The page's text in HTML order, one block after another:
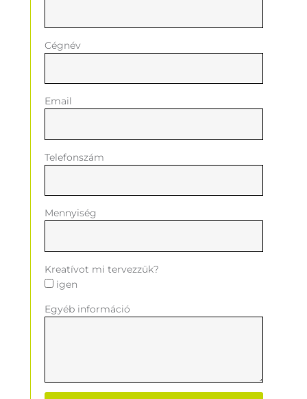
Cégnév
Email
Telefonszám
Mennyiség
Kreatívot mi tervezzük?
igen
Egyéb információ